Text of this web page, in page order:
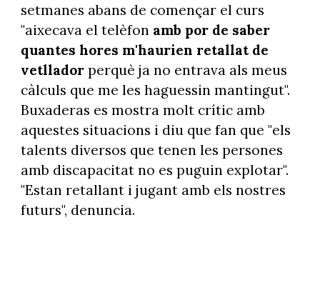
setmanes abans de començar el curs
"aixecava el telèfon amb por de saber
quantes hores m'haurien retallat de
vetlladorperquè ja no entrava als meus
càlculs que me les haguessin mantingut".
Buxaderas es mostra molt crític amb
aquestes situacions i diu que fan que "els
talents diversos que tenen les persones
amb discapacitat no es puguin explotar".
"Estan retallant i jugant amb els nostres
futurs", denuncia.